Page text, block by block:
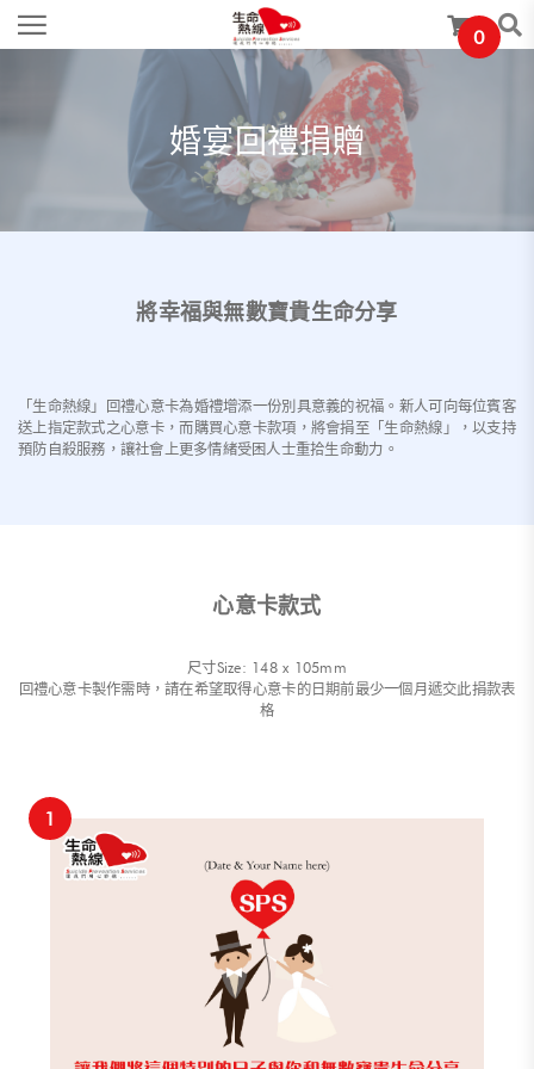
0
婚宴回禮捐贈
將幸福與無數寶貴生命分享
「生命熱線」回禮心意卡為婚禮增添一份別具意義的祝福。新人可向每位賓客
送上指定款式之心意卡，而購買心意卡款項，將會捐至「生命熱線」，以支持
預防自殺服務，讓社會上更多情緒受困人士重拾生命動力。
心意卡款式
尺寸Size: 148 x 105mm
回禮心意卡製作需時，請在希望取得心意卡的日期前最少一個月遞交此捐款表
格
1